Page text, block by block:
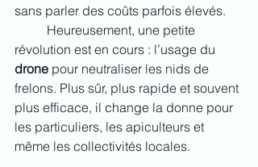
sans parler des coûts parfois élevés.
révolution est en cours : l’usage du
drone pour neutraliser les nids de
frelons. Plus sûr, plus rapide et souvent
plus efficace, il change la donne pour
les particuliers, les apiculteurs et
même les collectivités locales.